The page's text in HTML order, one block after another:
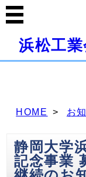
浜松工
HOME お
静岡大学
記念事業